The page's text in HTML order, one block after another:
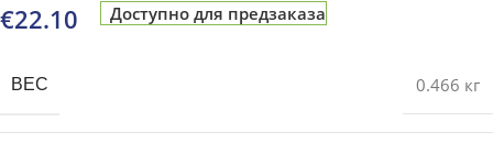
€22.10 Доступно для предзаказа
ВЕС 0.466 кг